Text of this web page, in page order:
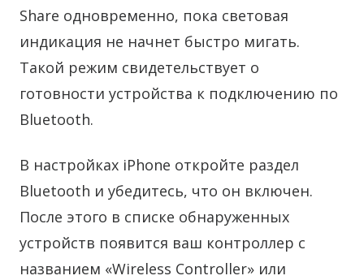
Share одновременно, пока световая
индикация не начнет быстро мигать.
Такой режим свидетельствует о
готовности устройства к подключению по
Bluetooth.
В настройках iPhone откройте раздел
Bluetooth и убедитесь, что он включен.
После этого в списке обнаруженных
устройств появится ваш контроллер с
названием «Wireless Controller» или